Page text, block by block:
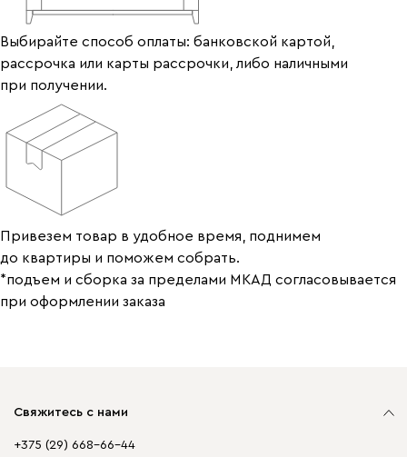
Выбирайте способ оплаты: банковской картой,
рассрочка или карты рассрочки, либо наличными
при получении.
Привезем товар в удобное время, поднимем
до квартиры и поможем собрать.
*подъем и сборка за пределами МКАД согласовывается
при оформлении заказа
Свяжитесь с нами
+375 (29) 668-66-44